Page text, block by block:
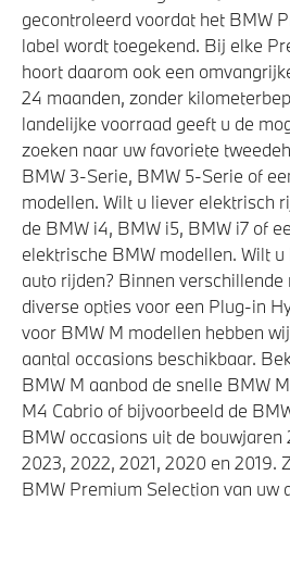
Laadkabel (Mode 3, 22kW)
Veiligheid
Akoestische waarschuwing
Actieve
gecontroleerd voordat het BMW
label wordt toegekend. Bij elke
hoort daarom ook een
24 maanden, zonder
landelijke voorraad geeft u de
zoeken naar uw favoriete
BMW 3-Serie, BMW 5-Serie of
modellen. Wilt u liever elektrisch
de BMW i4, BMW i5, BMW i7 of
elektrische BMW modellen. Wilt
auto rijden? Binnen verschillende
diverse opties voor een Plug-in
voor BMW M modellen hebben
aantal occasions beschikbaar.
BMW M aanbod de snelle BMW
M4 Cabrio of bijvoorbeeld de
BMW occasions uit de
2023, 2022, 2021, 2020 en 2019.
BMW Premium Selection van uw